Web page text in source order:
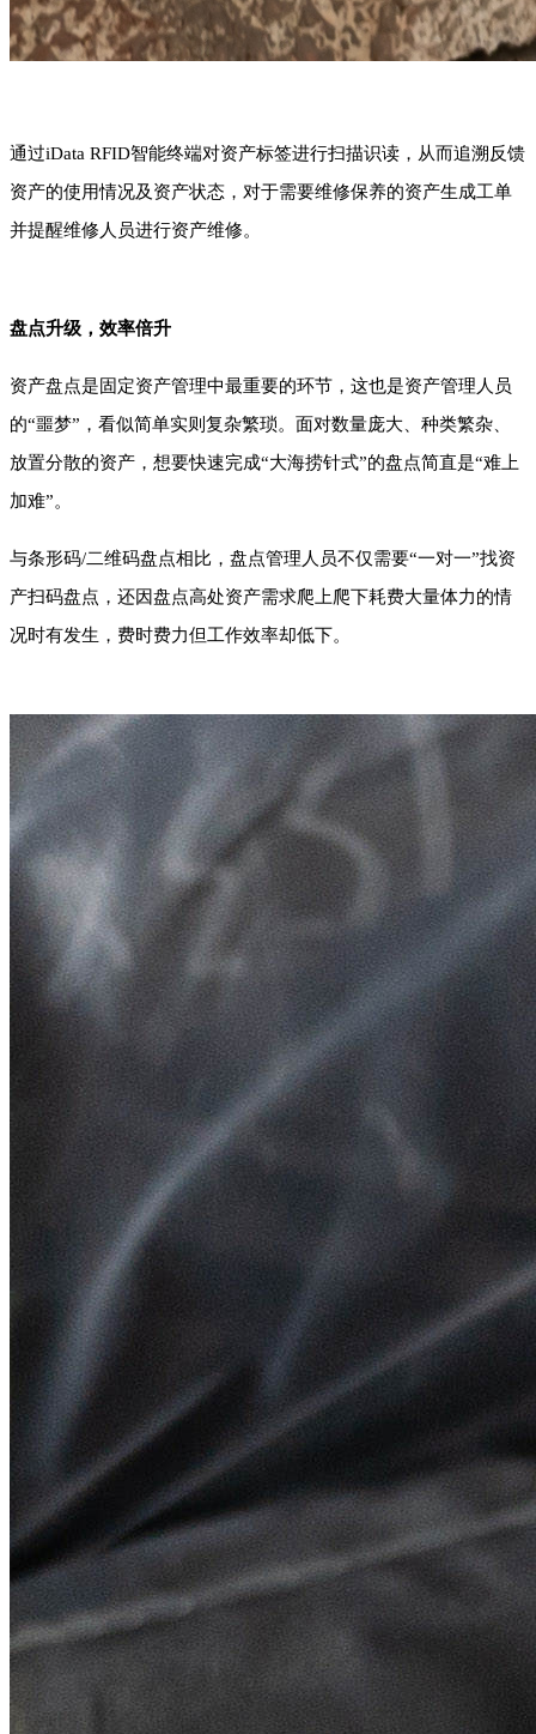
通过iData RFID智能终端对资产标签进行扫描识读，从而追溯反馈
资产的使用情况及资产状态，对于需要维修保养的资产生成工单
并提醒维修人员进行资产维修。
盘点升级，效率倍升
资产盘点是固定资产管理中最重要的环节，这也是资产管理人员
的“噩梦”，看似简单实则复杂繁琐。面对数量庞大、种类繁杂、
放置分散的资产，想要快速完成“大海捞针式”的盘点简直是“难上
加难”。
与条形码/二维码盘点相比，盘点管理人员不仅需要“一对一”找资
产扫码盘点，还因盘点高处资产需求爬上爬下耗费大量体力的情
况时有发生，费时费力但工作效率却低下。